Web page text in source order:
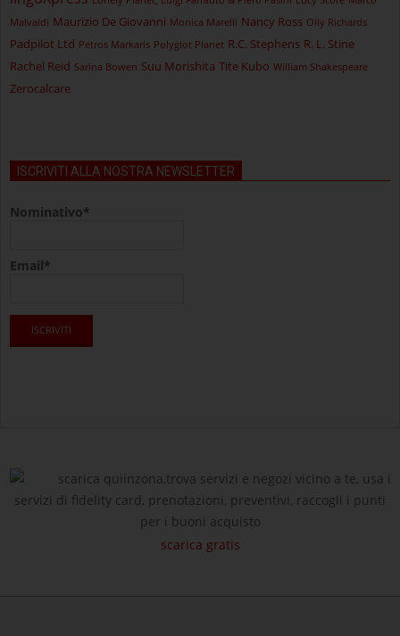
Malvaldi Maurizio De Giovanni Monica Marelli Nancy Ross Olly Richards
Padpilot Ltd Petros Markaris Polyglot Planet R.C. Stephens R. L. Stine
Rachel Reid Sarina Bowen Suu Morishita Tite Kubo William Shakespeare
Zerocalcare
ISCRIVITI ALLA NOSTRA NEWSLETTER
Nominativo*
Email*
scarica quiinzona,trova servizi e negozi vicino a te, usa i
servizi di fidelity card, prenotazioni, preventivi, raccogli i punti
per i buoni acquisto
scarica gratis